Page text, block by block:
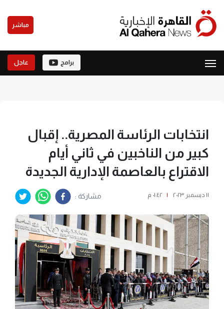
مباشر
برامج عاجل
انتخابات الرئاسة المصرية.. إقبال
كبير من الناخبين في ثاني أيام
الاقتراع بالعاصمة الإدارية الجديدة
١١ ديسمبر ٢٠٢٣ | ٠١:٤٢ م مشاركة :